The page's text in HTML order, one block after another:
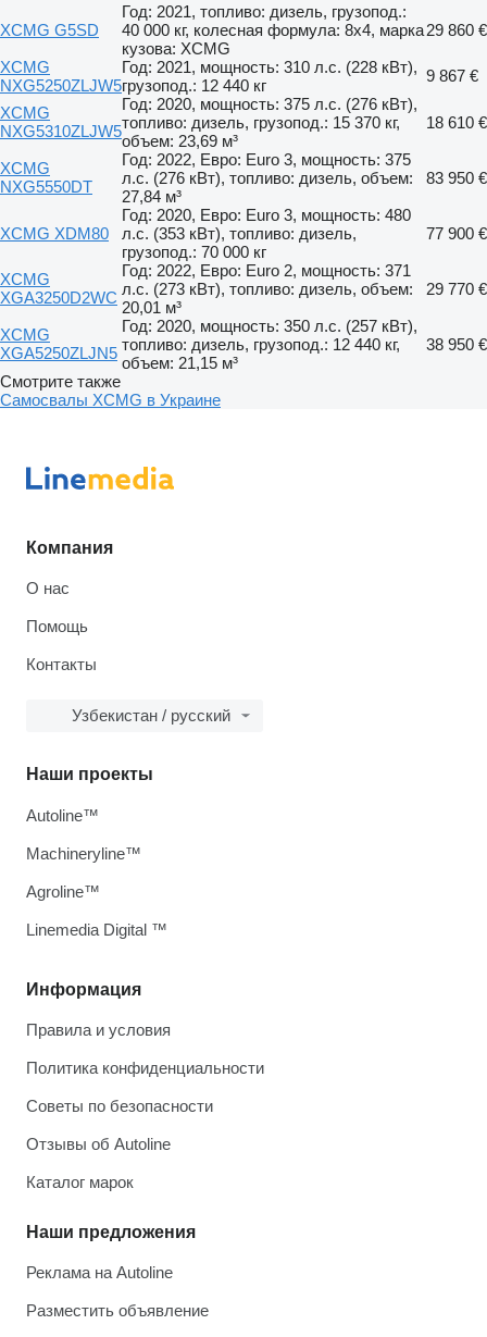
XCMG G5SD
Год: 2021, топливо: дизель, грузопод.:
40 000 кг, колесная формула: 8x4, марка
кузова: XCMG
29 860 €
XCMG
NXG5250ZLJW5
Год: 2021, мощность: 310 л.с. (228 кВт),
грузопод.: 12 440 кг
9 867 €
XCMG
NXG5310ZLJW5
Год: 2020, мощность: 375 л.с. (276 кВт),
топливо: дизель, грузопод.: 15 370 кг,
объем: 23,69 м³
18 610 €
XCMG
NXG5550DT
Год: 2022, Евро: Euro 3, мощность: 375
л.с. (276 кВт), топливо: дизель, объем:
27,84 м³
83 950 €
XCMG XDM80
Год: 2020, Евро: Euro 3, мощность: 480
л.с. (353 кВт), топливо: дизель,
грузопод.: 70 000 кг
77 900 €
XCMG
XGA3250D2WC
Год: 2022, Евро: Euro 2, мощность: 371
л.с. (273 кВт), топливо: дизель, объем:
20,01 м³
29 770 €
XCMG
XGA5250ZLJN5
Год: 2020, мощность: 350 л.с. (257 кВт),
топливо: дизель, грузопод.: 12 440 кг,
объем: 21,15 м³
38 950 €
Смотрите также
Самосвалы XCMG в Украине
Компания
О нас
Помощь
Контакты
Узбекистан / русский
Информация
Правила и условия
Политика конфиденциальности
Советы по безопасности
Отзывы об Autoline
Каталог марок
Наши предложения
Реклама на Autoline
Разместить объявление
Наши проекты
Autoline™
Machineryline™
Agroline™
Linemedia Digital ™